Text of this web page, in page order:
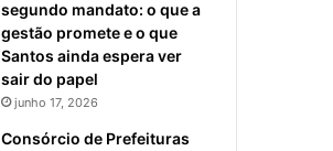
segundo mandato: o que a
gestão promete e o que
Santos ainda espera ver
sair do papel
junho 17, 2026
Consórcio de Prefeituras